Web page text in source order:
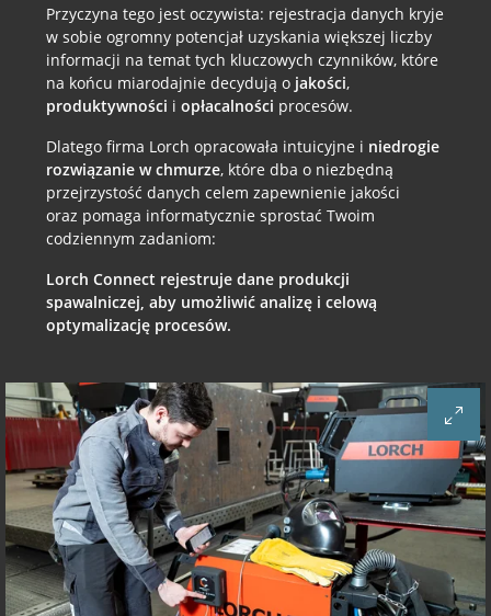
Przyczyna tego jest oczywista: rejestracja danych kryje
w sobie ogromny potencjał uzyskania większej liczby
informacji na temat tych kluczowych czynników, które
na końcu miarodajnie decydują o jakości,
produktywności i opłacalności procesów.
Dlatego firma Lorch opracowała intuicyjne i niedrogie
rozwiązanie w chmurze, które dba o niezbędną
przejrzystość danych celem zapewnienie jakości
oraz pomaga informatycznie sprostać Twoim
codziennym zadaniom:
Lorch Connect rejestruje dane produkcji
spawalniczej, aby umożliwić analizę i celową
optymalizację procesów.